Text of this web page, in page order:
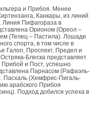
и Прибоя. Менее
Канкары, из линий
Линия Пифагораза в
Орионом (Ореол –
(Телец – Пастила). Лошади
спорта, в том числе в
Галоп, Проспект, Предел и
Блеска представляет
Прибой и Пост, успешно
Парнасом (Рафаэль-
Пасхаль (Хемфрис-Пигаль-
арабского Прибоя
Подход добился успеха в